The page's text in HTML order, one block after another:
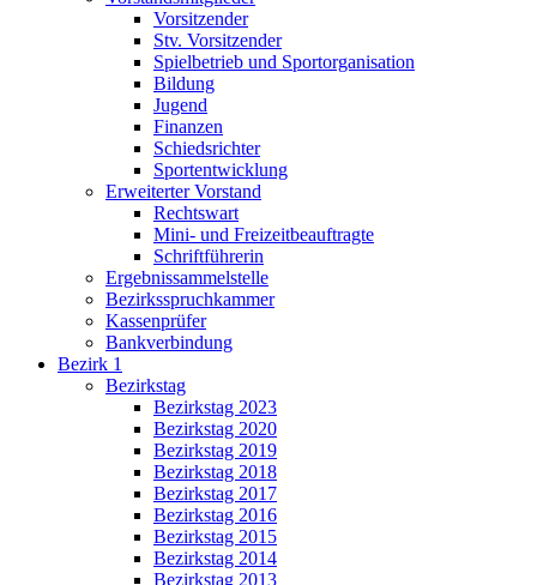
Vorsitzender
Stv. Vorsitzender
Spielbetrieb und Sportorganisation
Bildung
Jugend
Finanzen
Schiedsrichter
Sportentwicklung
Erweiterter Vorstand
Rechtswart
Mini- und Freizeitbeauftragte
Schriftführerin
Ergebnissammelstelle
Bezirksspruchkammer
Kassenprüfer
Bankverbindung
Bezirk 1
Bezirkstag
Bezirkstag 2023
Bezirkstag 2020
Bezirkstag 2019
Bezirkstag 2018
Bezirkstag 2017
Bezirkstag 2016
Bezirkstag 2015
Bezirkstag 2014
Bezirkstag 2013